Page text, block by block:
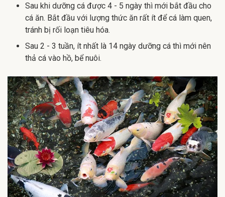
Sau khi dưỡng cá được 4 - 5 ngày thì mới bắt đầu cho
cá ăn. Bắt đầu với lượng thức ăn rất ít để cá làm quen,
tránh bị rối loạn tiêu hóa.
Sau 2 - 3 tuần, ít nhất là 14 ngày dưỡng cá thì mới nên
thả cá vào hồ, bể nuôi.